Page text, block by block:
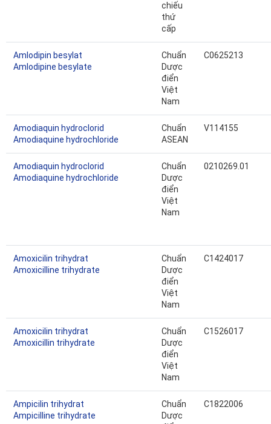
chiếu
thứ
cấp
Amlodipin besylat
Amlodipine besylate
Chuẩn
Dược
điển
Việt
Nam
C0625213
Amodiaquin hydroclorid
Amodiaquine hydrochloride
Chuẩn
ASEAN
V114155
Amodiaquin hydroclorid
Amodiaquine hydrochloride
Chuẩn
Dược
điển
Việt
Nam
0210269.01
Amoxicilin trihydrat
Amoxicilline trihydrate
Chuẩn
Dược
điển
Việt
Nam
C1424017
Amoxicilin trihydrat
Amoxicillin trihydrate
Chuẩn
Dược
điển
Việt
Nam
C1526017
Ampicilin trihydrat
Ampicilline trihydrate
Chuẩn
Dược
C1822006